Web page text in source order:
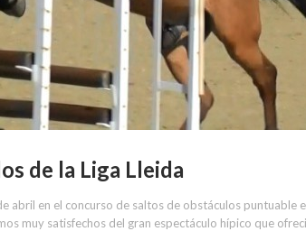
de la Liga Lleida
en el concurso de saltos de obstáculos puntuable
muy satisfechos del gran espectáculo hípico que